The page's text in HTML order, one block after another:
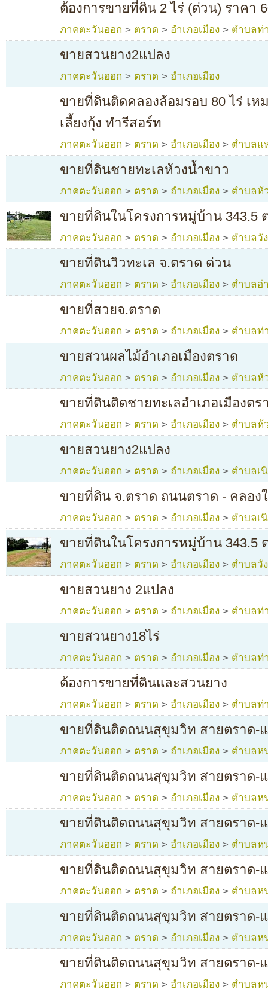
ต้องการขายที่ดิน 2 ไร่ (ด่วน) ราคา
ภาคตะวันออก > ตราด > อำเภอเมือง > ตำบลท่
ขายสวนยาง2แปลง
ภาคตะวันออก > ตราด > อำเภอเมือง
ขายที่ดินติดคลองล้อมรอบ 80 ไร่ เห
เลี้ยงกุ้ง ทำรีสอร์ท
ภาคตะวันออก > ตราด > อำเภอเมือง > ตำบลแ
ขายที่ดินชายทะเลห้วงน้ำขาว
ภาคตะวันออก > ตราด > อำเภอเมือง > ตำบลห้
ขายที่ดินในโครงการหมู่บ้าน 343.5
ภาคตะวันออก > ตราด > อำเภอเมือง > ตำบลวั
ขายที่ดินวิวทะเล จ.ตราด ด่วน
ภาคตะวันออก > ตราด > อำเภอเมือง > ตำบลอ่
ขายที่สวยจ.ตราด
ภาคตะวันออก > ตราด > อำเภอเมือง > ตำบลท่
ขายสวนผลไม้อำเภอเมืองตราด
ภาคตะวันออก > ตราด > อำเภอเมือง > ตำบลห้
ขายที่ดินติดชายทะเลอำเภอเมืองตร
ภาคตะวันออก > ตราด > อำเภอเมือง > ตำบลห้
ขายสวนยาง2แปลง
ภาคตะวันออก > ตราด > อำเภอเมือง > ตำบลเ
ขายที่ดิน จ.ตราด ถนนตราด - คลอง
ภาคตะวันออก > ตราด > อำเภอเมือง > ตำบลเ
ขายที่ดินในโครงการหมู่บ้าน 343.5
ภาคตะวันออก > ตราด > อำเภอเมือง > ตำบลวั
ขายสวนยาง 2แปลง
ภาคตะวันออก > ตราด > อำเภอเมือง > ตำบลท่
ขายสวนยาง18ไร่
ภาคตะวันออก > ตราด > อำเภอเมือง > ตำบลท่
ต้องการขายที่ดินและสวนยาง
ภาคตะวันออก > ตราด > อำเภอเมือง > ตำบลท่
ขายที่ดินติดถนนสุขุมวิท สายตราด-
ภาคตะวันออก > ตราด > อำเภอเมือง > ตำบลห
ขายที่ดินติดถนนสุขุมวิท สายตราด-
ภาคตะวันออก > ตราด > อำเภอเมือง > ตำบลห
ขายที่ดินติดถนนสุขุมวิท สายตราด-
ภาคตะวันออก > ตราด > อำเภอเมือง > ตำบลห
ขายที่ดินติดถนนสุขุมวิท สายตราด-
ภาคตะวันออก > ตราด > อำเภอเมือง > ตำบลห
ขายที่ดินติดถนนสุขุมวิท สายตราด-
ภาคตะวันออก > ตราด > อำเภอเมือง > ตำบลห
ขายที่ดินติดถนนสุขุมวิท สายตราด-
ภาคตะวันออก > ตราด > อำเภอเมือง > ตำบลห